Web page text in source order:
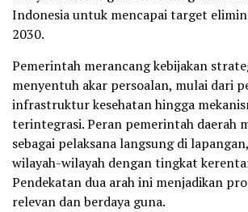
Indonesia untuk mencapai target
2030.
Pemerintah merancang kebijakan
menyentuh akar persoalan, mulai dari
infrastruktur kesehatan hingga
terintegrasi. Peran pemerintah daerah
sebagai pelaksana langsung di
wilayah-wilayah dengan tingkat
Pendekatan dua arah ini menjadikan
relevan dan berdaya guna.